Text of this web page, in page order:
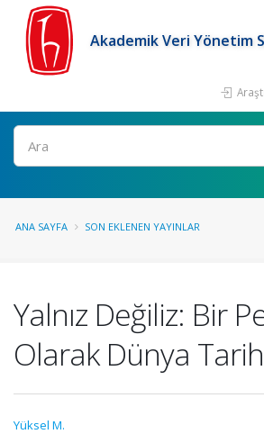
Akademik Veri Yönetim
Ara
ANA SAYFA SON EKLENEN YAYINLAR
Yalnız Değiliz: Bir
Olarak Dünya
Yüksel M.